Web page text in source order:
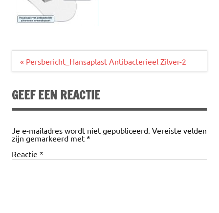
Bericht
« Persbericht_Hansaplast Antibacterieel Zilver-2
GEEF EEN REACTIE
Je e-mailadres wordt niet gepubliceerd. Vereiste velden
zijn gemarkeerd met *
Reactie *